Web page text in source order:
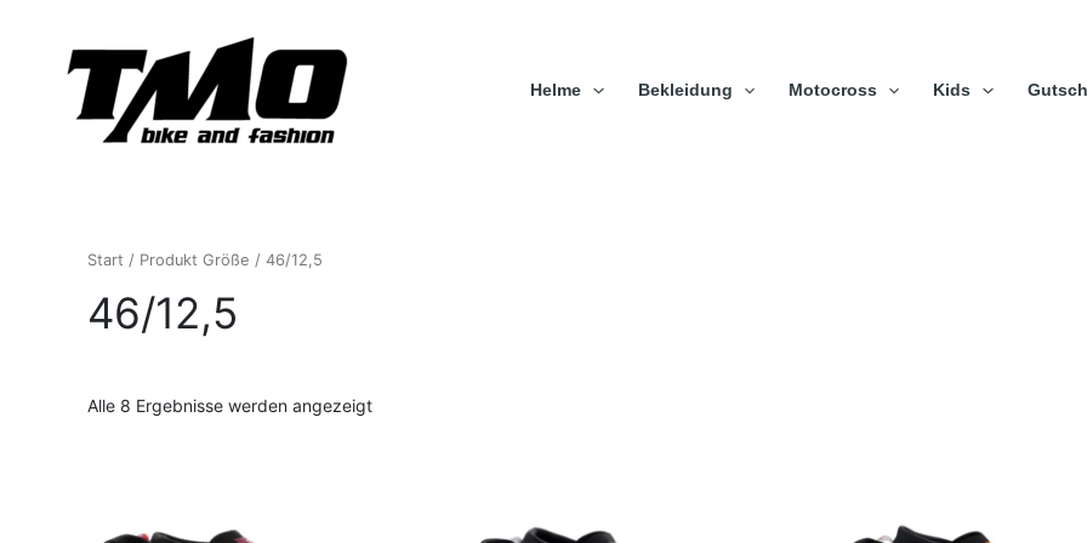
Helme Bekleidung Motocross Kids
Start / Produkt Größe / 46/12,5
46/12,5
Alle 8 Ergebnisse werden angezeigt